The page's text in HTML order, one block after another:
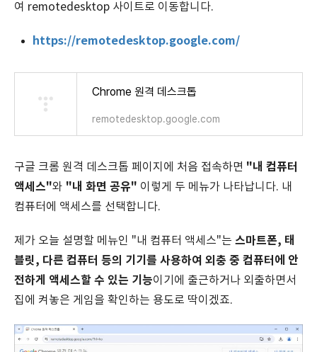
여 remotedesktop 사이트로 이동합니다.
https://remotedesktop.google.com/
Chrome 원격 데스크톱
remotedesktop.google.com
구글 크롬 원격 데스크톱 페이지에 처음 접속하면 "내 컴퓨터
액세스"와 "내 화면 공유" 이렇게 두 메뉴가 나타납니다. 내
컴퓨터에 액세스를 선택합니다.
제가 오늘 설명할 메뉴인 "내 컴퓨터 액세스"는 스마트폰, 태
블릿, 다른 컴퓨터 등의 기기를 사용하여 외충 중 컴퓨터에 안
전하게 액세스할 수 있는 기능이기에 출근하거나 외출하면서
집에 켜놓은 게임을 확인하는 용도로 딱이겠죠.